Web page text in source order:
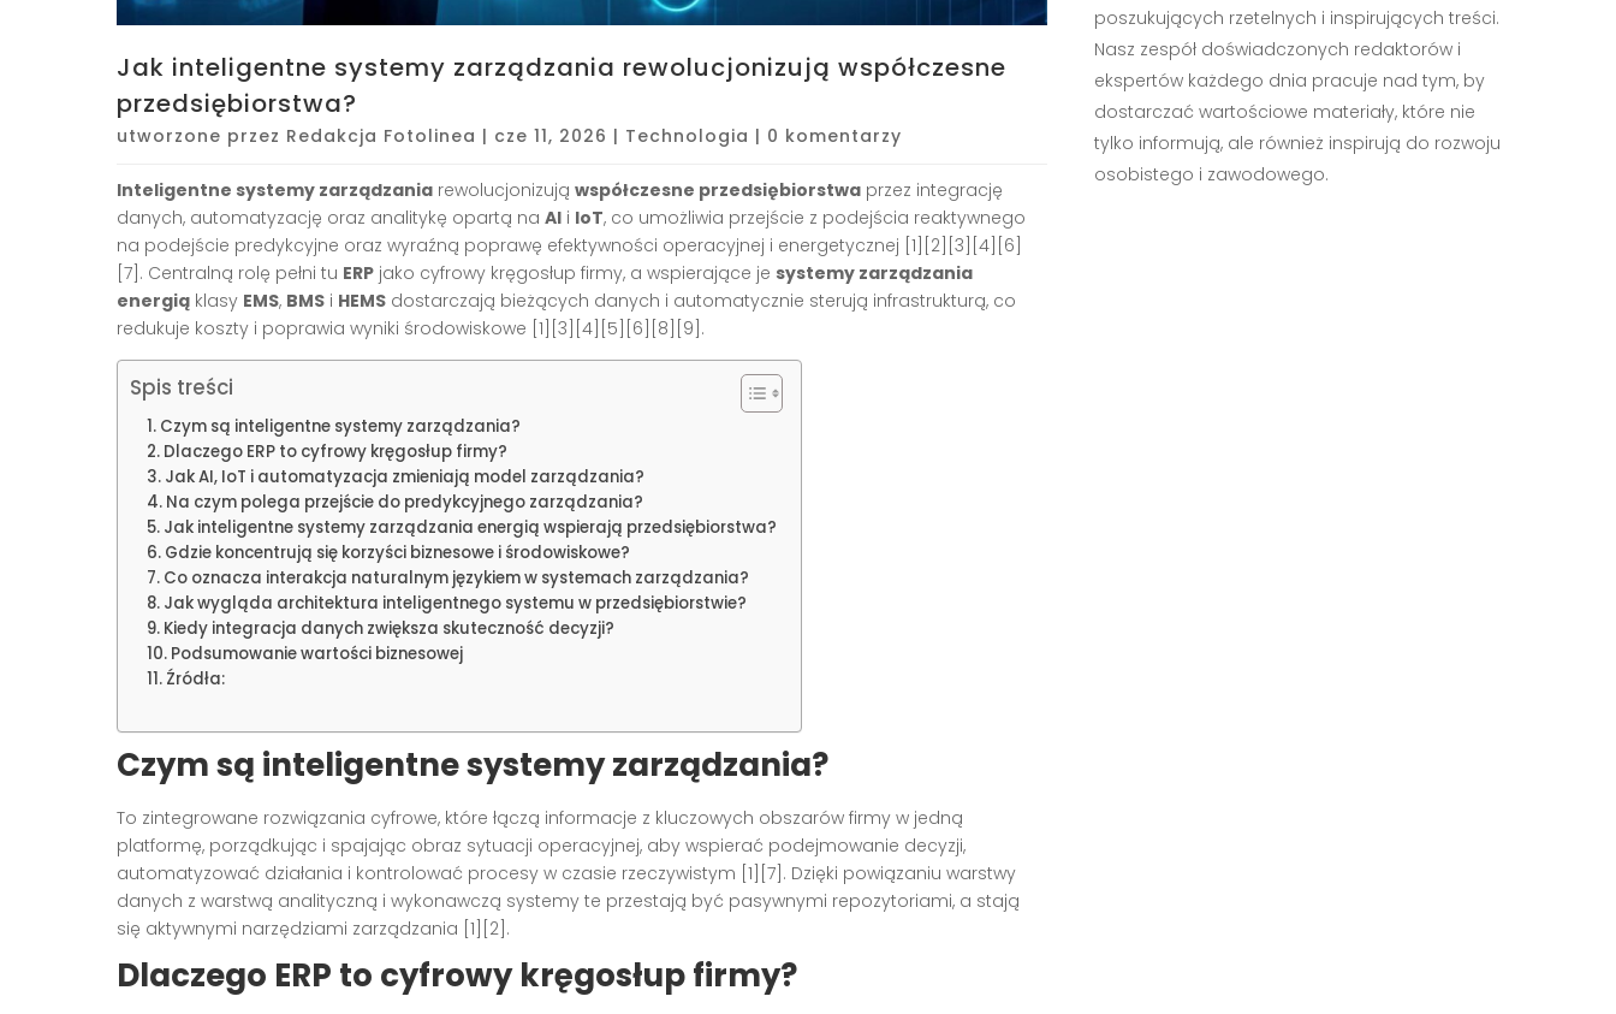
Jak inteligentne systemy zarządzania rewolucjonizują współczesne
przedsiębiorstwa?
utworzone przez Redakcja Fotolinea | cze 11, 2026 | Technologia | 0 komentarzy
Inteligentne systemy zarządzania rewolucjonizują współczesne przedsiębiorstwa przez integrację
danych, automatyzację oraz analitykę opartą na AI i IoT, co umożliwia przejście z podejścia reaktywnego
na podejście predykcyjne oraz wyraźną poprawę efektywności operacyjnej i energetycznej [1][2][3][4][6]
[7]. Centralną rolę pełni tu ERP jako cyfrowy kręgosłup firmy, a wspierające je systemy zarządzania
energią klasy EMS, BMS i HEMS dostarczają bieżących danych i automatycznie sterują infrastrukturą, co
redukuje koszty i poprawia wyniki środowiskowe [1][3][4][5][6][8][9].
Spis treści
Czym są inteligentne systemy zarządzania?
Dlaczego ERP to cyfrowy kręgosłup firmy?
Jak AI, IoT i automatyzacja zmieniają model zarządzania?
Na czym polega przejście do predykcyjnego zarządzania?
Jak inteligentne systemy zarządzania energią wspierają przedsiębiorstwa?
Gdzie koncentrują się korzyści biznesowe i środowiskowe?
Co oznacza interakcja naturalnym językiem w systemach zarządzania?
Jak wygląda architektura inteligentnego systemu w przedsiębiorstwie?
Kiedy integracja danych zwiększa skuteczność decyzji?
Podsumowanie wartości biznesowej
Źródła:
Czym są inteligentne systemy zarządzania?
To zintegrowane rozwiązania cyfrowe, które łączą informacje z kluczowych obszarów firmy w jedną
platformę, porządkując i spajając obraz sytuacji operacyjnej, aby wspierać podejmowanie decyzji,
automatyzować działania i kontrolować procesy w czasie rzeczywistym [1][7]. Dzięki powiązaniu warstwy
danych z warstwą analityczną i wykonawczą systemy te przestają być pasywnymi repozytoriami, a stają
się aktywnymi narzędziami zarządzania [1][2].
Dlaczego ERP to cyfrowy kręgosłup firmy?
poszukujących rzetelnych i inspirujących treści.
Nasz zespół doświadczonych redaktorów i
ekspertów każdego dnia pracuje nad tym, by
dostarczać wartościowe materiały, które nie
tylko informują, ale również inspirują do rozwoju
osobistego i zawodowego.